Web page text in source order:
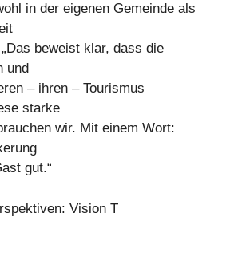
in der eigenen Gemeinde als
beweist klar, dass die
und
– ihren – Tourismus
starke
wir. Mit einem Wort:
gut.“
Vision T